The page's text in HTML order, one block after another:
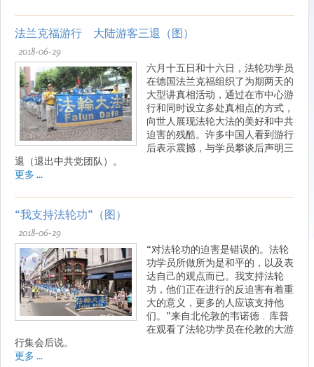
法兰克福游行 大陆游客三退（图）
2018-06-29
六月十五日和十六日，法轮功学员
在德国法兰克福组织了为期两天的
大型讲真相活动，通过在市中心游
行和同时设立多处真相点的方式，
向世人展现法轮大法的美好和中共
迫害的残酷。许多中国人看到游行
后表示震撼，与学员攀谈后声明三
退（退出中共党团队）。
更多 ...
“我支持法轮功”（图）
2018-06-29
“对法轮功的迫害是错误的。法轮
功学员所做所为是和平的，以及表
达自己的观点而已。我支持法轮
功，他们正在进行的反迫害有着重
大的意义，更多的人应该支持他
们。”来自北伦敦的韦诺德﹒库普
在观看了法轮功学员在伦敦的大游
行集会后说。
更多 ...